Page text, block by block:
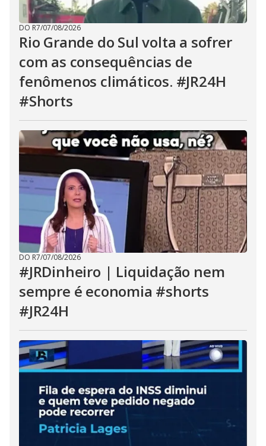
DO R7/07/08/2026
Rio Grande do Sul volta a sofrer
com as consequências de
fenômenos climáticos. #JR24H
#Shorts
DO R7/07/08/2026
#JRDinheiro | Liquidação nem
sempre é economia #shorts
#JR24H